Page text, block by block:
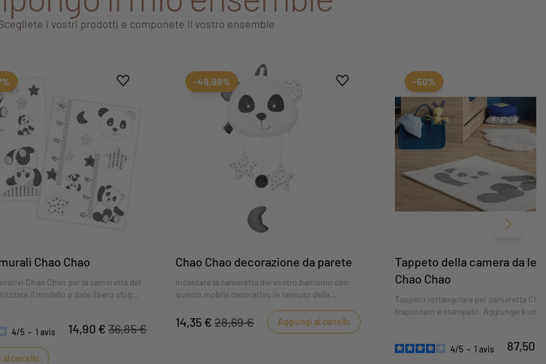
i vostri prodotti e componete il vostro ensemble
Aggiungi ai preferiti
Rimuovi dai preferiti
Chao Chao
Chao Chao per la cameretta del
il modello o date libero sfogo
4/5 - 1 avis 14,90 € 36,85 €
carrello
Aggiungi ai preferiti
Rimuovi dai preferiti
-49,99%
Chao Chao decorazione da parete
Incantate la cameretta del vostro bambino con
questo mobile decorativo in tessuto della
14,35 € 28,69 € Aggiungi al carrello
-50%
Tappeto della camera da
Chao Chao
Tappeto rettangolare per cameretta
trapuntato e stampato. Aggiungerà un
4/5 - 1 avis 87,50 €
Avanti